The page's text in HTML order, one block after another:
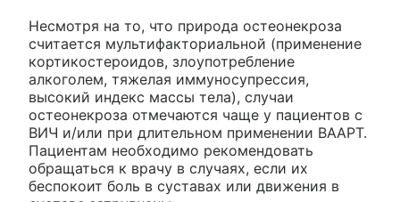
Несмотря на то, что природа остеонекроза
считается мультифакториальной (применение
кортикостероидов, злоупотребление
алкоголем, тяжелая иммуносупрессия,
высокий индекс массы тела), случаи
остеонекроза отмечаются чаще у пациентов с
ВИЧ и/или при длительном применении ВААРТ.
Пациентам необходимо рекомендовать
обращаться к врачу в случаях, если их
беспокоит боль в суставах или движения в